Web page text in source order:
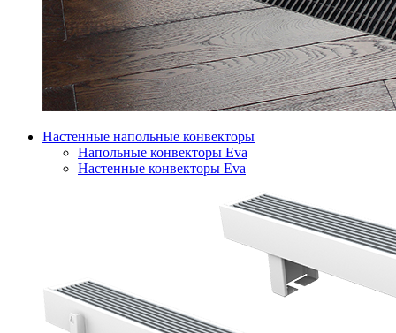
Настенные напольные конвекторы
Напольные конвекторы Eva
Настенные конвекторы Eva